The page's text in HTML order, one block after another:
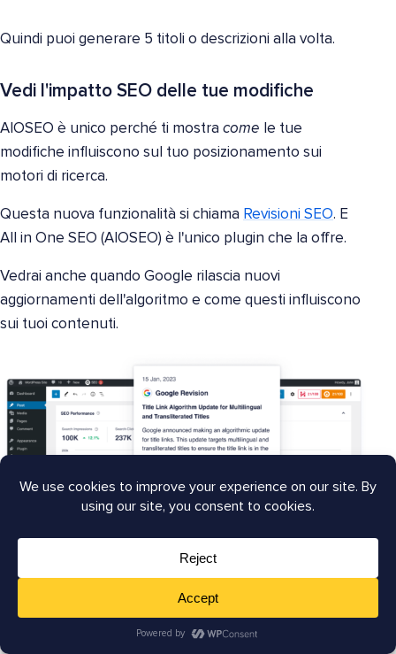
Quindi puoi generare 5 titoli o descrizioni alla volta.
Vedi l'impatto SEO delle tue modifiche
AIOSEO è unico perché ti mostra come le tue
modifiche influiscono sul tuo posizionamento sui
motori di ricerca.
Questa nuova funzionalità si chiama Revisioni SEO. E
All in One SEO (AIOSEO) è l'unico plugin che la offre.
Vedrai anche quando Google rilascia nuovi
aggiornamenti dell'algoritmo e come questi influiscono
sui tuoi contenuti.